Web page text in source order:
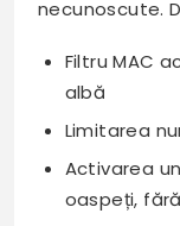
necunoscute.
Filtru MAC
albă
Limitarea
Activarea
oaspeți,